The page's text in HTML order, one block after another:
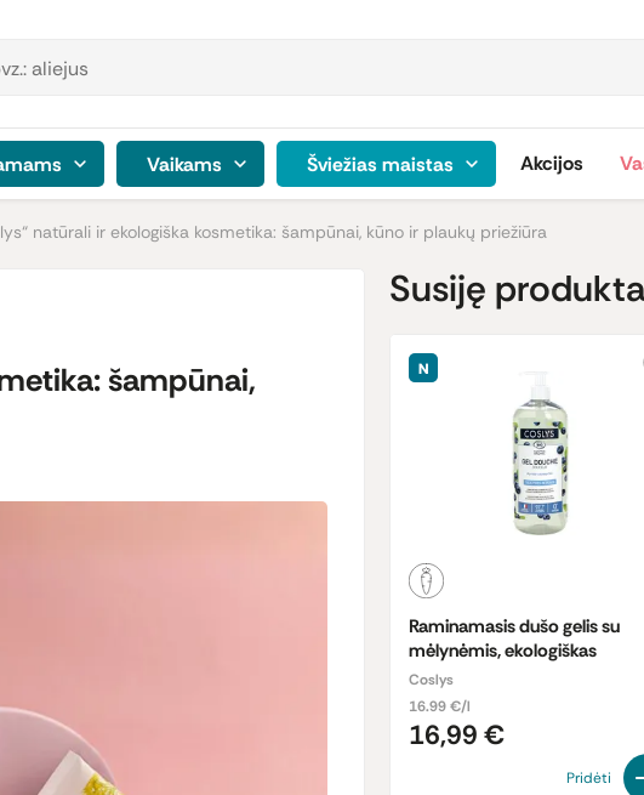
Vaikams Šviežias maistas Akcijos
natūrali ir ekologiška kosmetika: šampūnai, kūno ir plaukų priežiūra
šampūnai,
Susiję
N
Raminamasis dušo gelis su
mėlynėmis, ekologiškas
Coslys
16.99 €/l
16,99 €
Pridėti